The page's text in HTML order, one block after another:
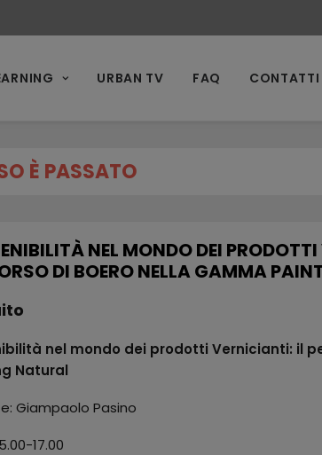
URBAN TV FAQ CONTATTI
È PASSATO
NEL MONDO DEI
DI BOERO NELLA GAMMA
nel mondo dei prodotti Vernicianti: il
Natural
Giampaolo Pasino
17.00